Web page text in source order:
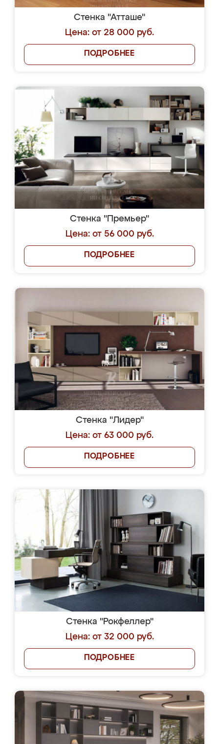
Стенка "Атташе"
Цена: от 28 000 руб.
ПОДРОБНЕЕ
Стенка "Премьер"
Цена: от 56 000 руб.
ПОДРОБНЕЕ
Стенка "Лидер"
Цена: от 63 000 руб.
ПОДРОБНЕЕ
Стенка "Рокфеллер"
Цена: от 32 000 руб.
ПОДРОБНЕЕ